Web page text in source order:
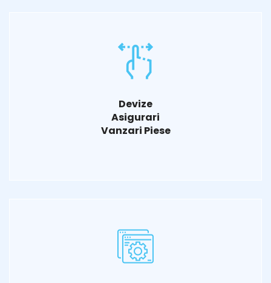
Devize
Asigurari
Vanzari Piese